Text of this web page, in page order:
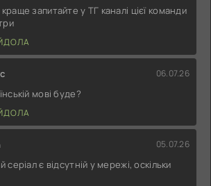
запитайте у ТГ каналі цієї команди
06.07.26
мові буде?
05.07.26
серіал є відсутній у мережі, оскільки